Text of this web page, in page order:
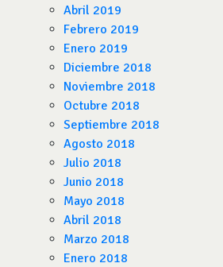
Abril 2019
Febrero 2019
Enero 2019
Diciembre 2018
Noviembre 2018
Octubre 2018
Septiembre 2018
Agosto 2018
Julio 2018
Junio 2018
Mayo 2018
Abril 2018
Marzo 2018
Enero 2018